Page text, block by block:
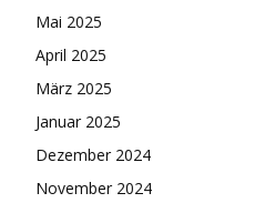
Mai 2025
April 2025
März 2025
Januar 2025
Dezember 2024
November 2024